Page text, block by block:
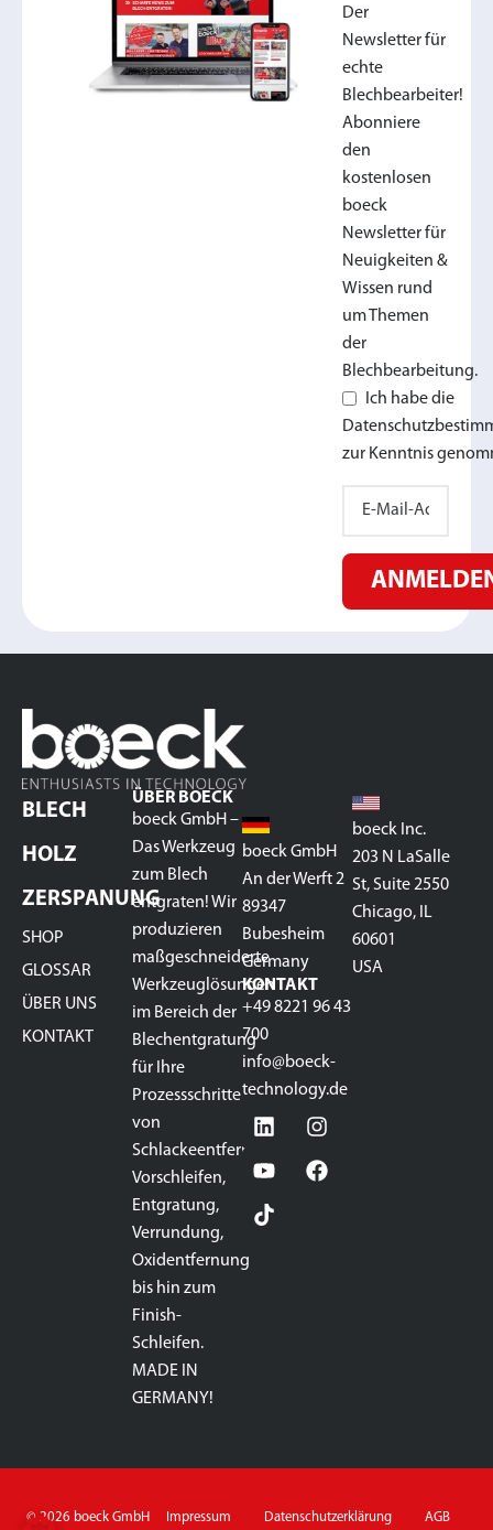
Der
Newsletter für
echte
Blechbearbeiter!
Abonniere
den
kostenlosen
boeck
Newsletter für
Neuigkeiten &
Wissen rund
um Themen
der
Blechbearbeitung.
Ich habe die
zur Kenntnis
BLECH
HOLZ
ZERSPANUNG
SHOP
GLOSSAR
ÜBER UNS
KONTAKT
ÜBER BOECK
boeck GmbH –
Das Werkzeug
zum Blech
entgraten! Wir
produzieren
maßgeschneiderte
Werkzeuglösungen
im Bereich der
Blechentgratung
für Ihre
Prozessschritte
von
Schlackeentfernung,
Vorschleifen,
Entgratung,
Verrundung,
Oxidentfernung
bis hin zum
Finish-
Schleifen.
MADE IN
GERMANY!
boeck GmbH
An der Werft 2
89347
Bubesheim
Germany
KONTAKT
+49 8221 96 43
700
info@boeck-
technology.de
boeck Inc.
203 N LaSalle
St, Suite 2550
Chicago, IL
60601
USA
© 2026 boeck GmbH Impressum Datenschutzerklärung AGB